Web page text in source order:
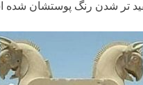
تر شدن رنگ پوستشان شده